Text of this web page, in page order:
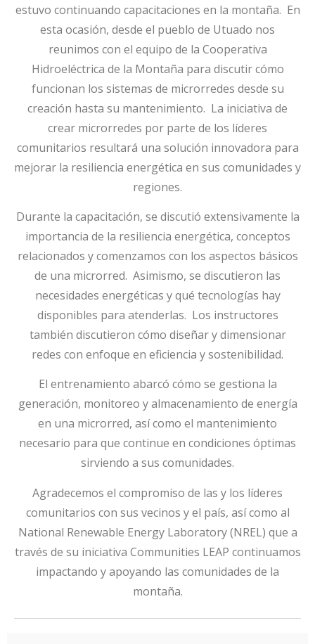
estuvo continuando capacitaciones en la montaña. En
esta ocasión, desde el pueblo de Utuado nos
reunimos con el equipo de la Cooperativa
Hidroeléctrica de la Montaña para discutir cómo
funcionan los sistemas de microrredes desde su
creación hasta su mantenimiento. La iniciativa de
crear microrredes por parte de los líderes
comunitarios resultará una solución innovadora para
mejorar la resiliencia energética en sus comunidades y
regiones.
Durante la capacitación, se discutió extensivamente la
importancia de la resiliencia energética, conceptos
relacionados y comenzamos con los aspectos básicos
de una microrred. Asimismo, se discutieron las
necesidades energéticas y qué tecnologías hay
disponibles para atenderlas. Los instructores
también discutieron cómo diseñar y dimensionar
redes con enfoque en eficiencia y sostenibilidad.
El entrenamiento abarcó cómo se gestiona la
generación, monitoreo y almacenamiento de energía
en una microrred, así como el mantenimiento
necesario para que continue en condiciones óptimas
sirviendo a sus comunidades.
Agradecemos el compromiso de las y los líderes
comunitarios con sus vecinos y el país, así como al
National Renewable Energy Laboratory (NREL) que a
través de su iniciativa Communities LEAP continuamos
impactando y apoyando las comunidades de la
montaña.